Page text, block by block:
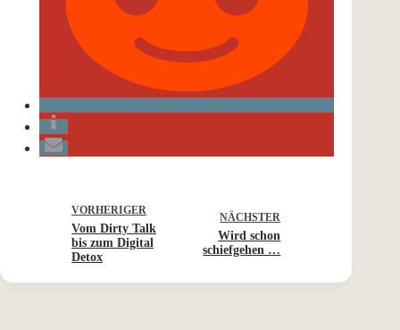
VORHERIGER
Vom Dirty Talk
bis zum Digital
Detox
NÄCHSTER
Wird schon
schiefgehen …